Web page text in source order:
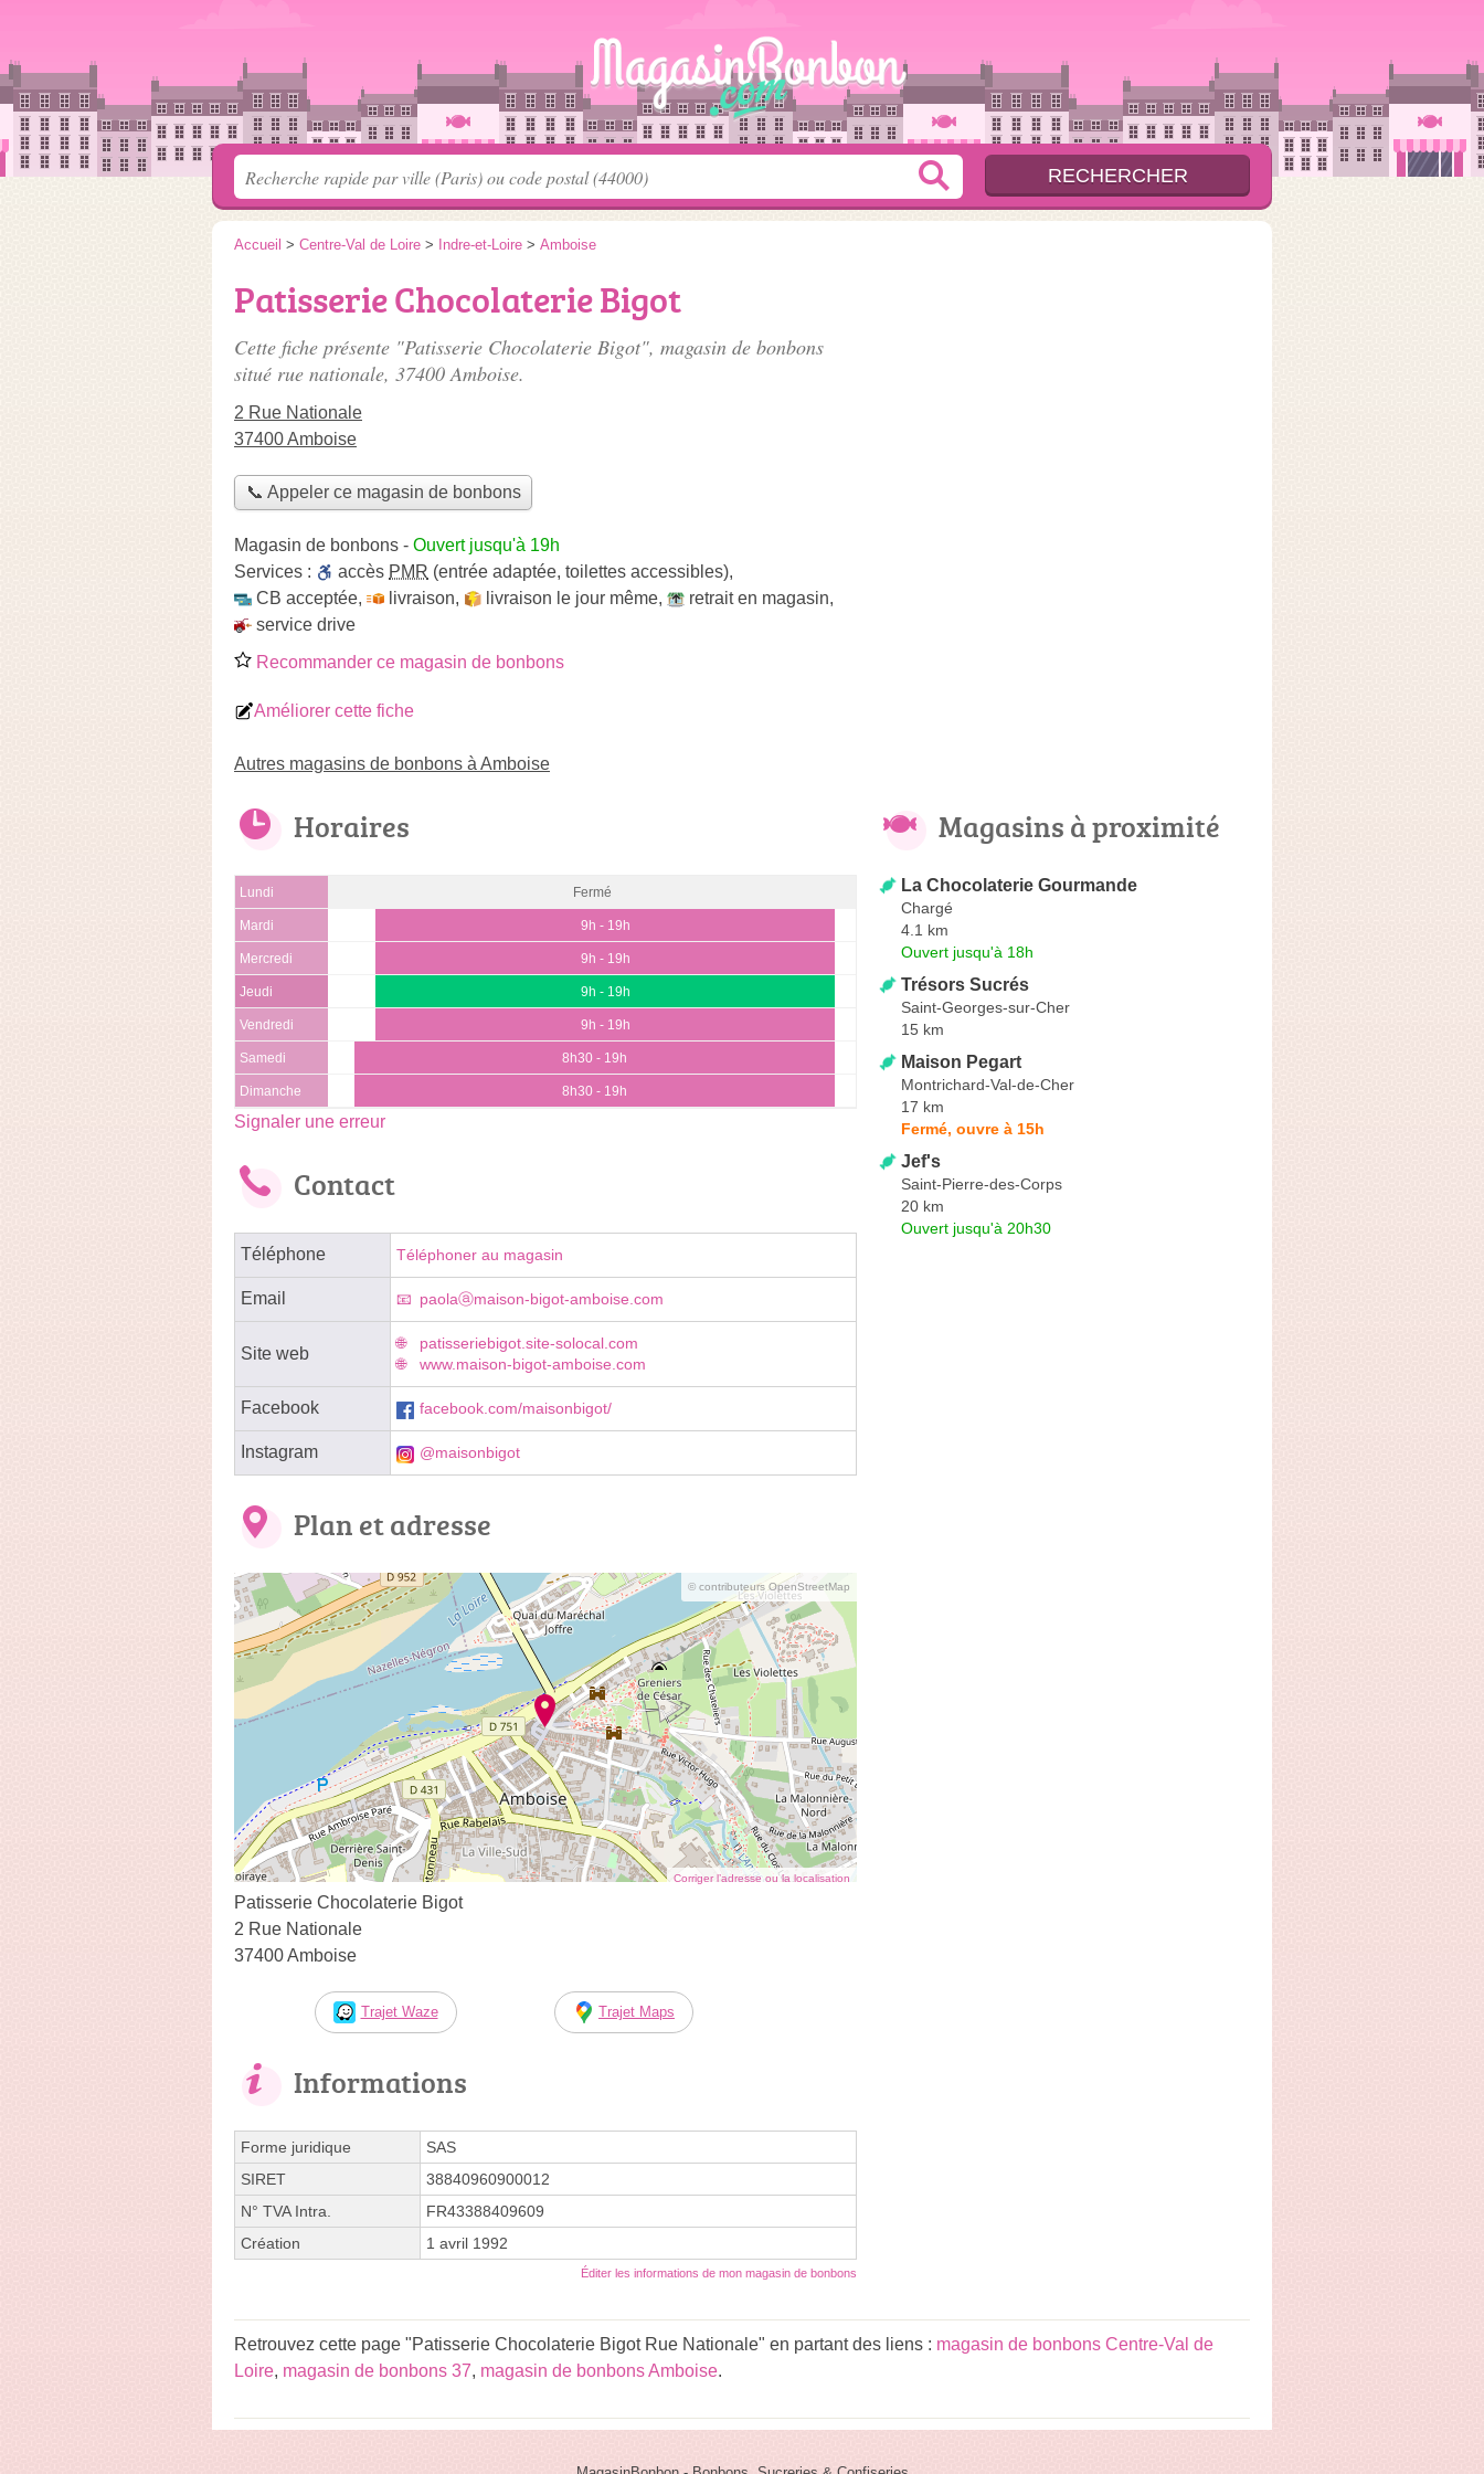
Accueil > Centre-Val de Loire > Indre-et-Loire > Amboise
Patisserie Chocolaterie Bigot
Cette fiche présente "Patisserie Chocolaterie Bigot", magasin de bonbons
situé rue nationale, 37400 Amboise.
2 Rue Nationale
37400 Amboise
📞 Appeler ce magasin de bonbons
Magasin de bonbons - Ouvert jusqu'à 19h
Services :
accès PMR (entrée adaptée, toilettes accessibles),
CB acceptée, livraison, livraison le jour même, retrait en magasin,
service drive
Recommander ce magasin de bonbons
Améliorer cette fiche
Autres magasins de bonbons à Amboise
Horaires
Lundi Fermé
Mardi 9h - 19h
Mercredi 9h - 19h
Jeudi 9h - 19h
Vendredi 9h - 19h
Samedi 8h30 - 19h
Dimanche 8h30 - 19h
Signaler une erreur
Contact
Téléphone Téléphoner au magasin
Email paolaⓐmaison-bigot-amboise.com
Site web
patisseriebigot.site-solocal.com
www.maison-bigot-amboise.com
Facebook facebook.com/maisonbigot/
Instagram @maisonbigot
Plan et adresse
© contributeurs OpenStreetMap
Corriger l’adresse ou la localisation
Patisserie Chocolaterie Bigot
2 Rue Nationale
37400 Amboise
Trajet Waze Trajet Maps
Informations
Forme juridique
SAS
SIRET
38840960900012
N° TVA Intra.
FR43388409609
Création
1 avril 1992
Éditer les informations de mon magasin de bonbons
Magasins à proximité
La Chocolaterie Gourmande
Chargé
4.1 km
Ouvert jusqu'à 18h
Trésors Sucrés
Saint-Georges-sur-Cher
15 km
Maison Pegart
Montrichard-Val-de-Cher
17 km
Fermé, ouvre à 15h
Jef's
Saint-Pierre-des-Corps
20 km
Ouvert jusqu'à 20h30
Retrouvez cette page "Patisserie Chocolaterie Bigot Rue Nationale" en partant des liens : magasin de bonbons Centre-Val de
Loire, magasin de bonbons 37, magasin de bonbons Amboise.